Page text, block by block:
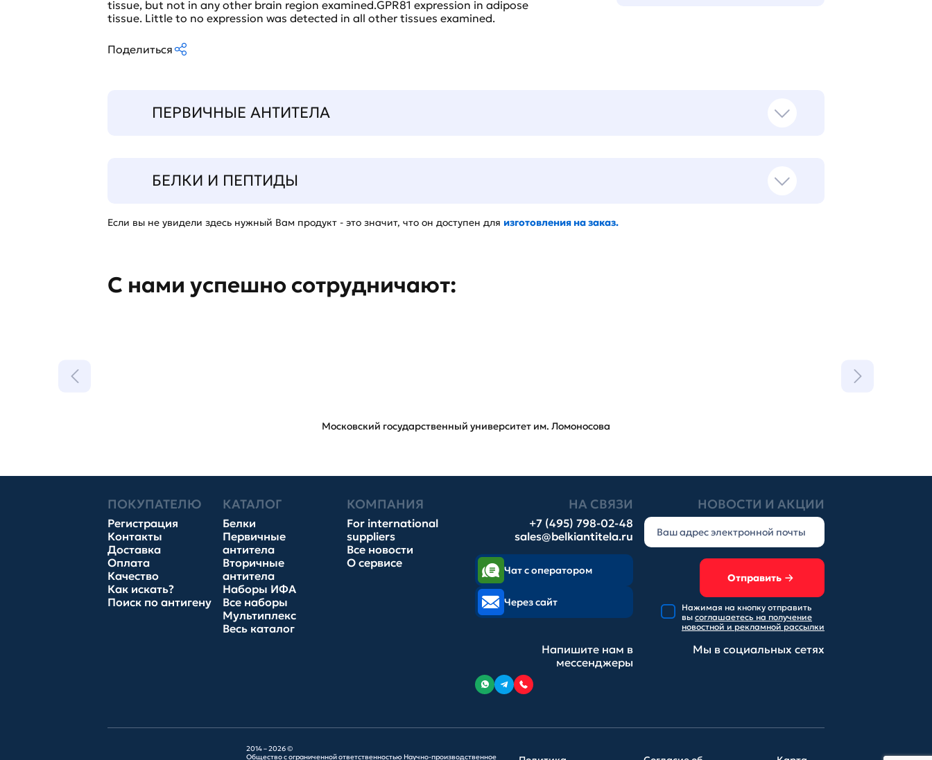
tissue, but not in any other brain region examined.GPR81 expression in adipose
tissue. Little to no expression was detected in all other tissues examined.
Поделиться
ПЕРВИЧНЫЕ АНТИТЕЛА
БЕЛКИ И ПЕПТИДЫ
Если вы не увидели здесь нужный Вам продукт - это значит, что он доступен для изготовления на заказ.
С нами успешно сотрудничают:
Московский государственный университет им. Ломоносова
ПОКУПАТЕЛЮ
Регистрация
Контакты
Доставка
Оплата
Качество
Как искать?
Поиск по антигену
КАТАЛОГ
Белки
Первичные
антитела
Вторичные
антитела
Наборы ИФА
Все наборы
Мультиплекс
Весь каталог
КОМПАНИЯ
For international
suppliers
Все новости
О сервисе
НА СВЯЗИ
+7 (495) 798-02-48
sales@belkiantitela.ru
НОВОСТИ И АКЦИИ
Отправить
Нажимая на кнопку отправить
вы соглашаетесь на получение
новостной и рекламной рассылки
Чат с оператором
Через сайт
Напишите нам в
мессенджеры
Мы в социальных сетях
2014 – 2026 ©
Общество с ограниченной ответственностью Научно-производственное